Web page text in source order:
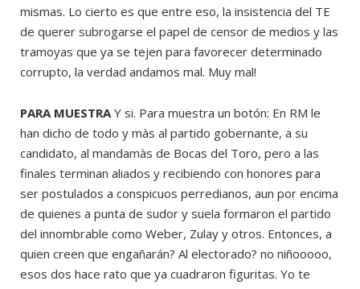
mismas. Lo cierto es que entre eso, la insistencia del TE
de querer subrogarse el papel de censor de medios y las
tramoyas que ya se tejen para favorecer determinado
corrupto, la verdad andamos mal. Muy mal!
PARA MUESTRA Y si. Para muestra un botón: En RM le
han dicho de todo y màs al partido gobernante, a su
candidato, al mandamàs de Bocas del Toro, pero a las
finales terminan aliados y recibiendo con honores para
ser postulados a conspicuos perredianos, aun por encima
de quienes a punta de sudor y suela formaron el partido
del innombrable como Weber, Zulay y otros. Entonces, a
quien creen que engañarán? Al electorado? no niñooooo,
esos dos hace rato que ya cuadraron figuritas. Yo te